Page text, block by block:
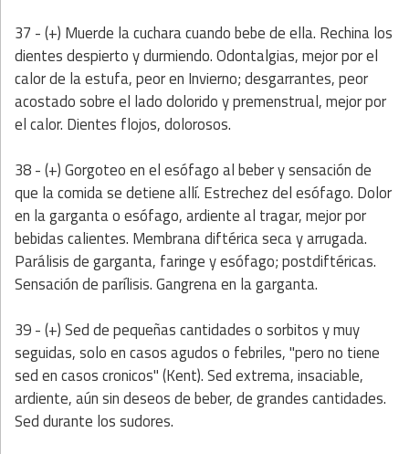
37 - (+) Muerde la cuchara cuando bebe de ella. Rechina los
dientes despierto y durmiendo. Odontalgias, mejor por el
calor de la estufa, peor en Invierno; desgarrantes, peor
acostado sobre el lado dolorido y premenstrual, mejor por
el calor. Dientes flojos, dolorosos.
38 - (+) Gorgoteo en el esófago al beber y sensación de
que la comida se detiene allí. Estrechez del esófago. Dolor
en la garganta o esófago, ardiente al tragar, mejor por
bebidas calientes. Membrana diftérica seca y arrugada.
Parálisis de garganta, faringe y esófago; postdiftéricas.
Sensación de parílisis. Gangrena en la garganta.
39 - (+) Sed de pequeñas cantidades o sorbitos y muy
seguidas, solo en casos agudos o febriles, "pero no tiene
sed en casos cronicos" (Kent). Sed extrema, insaciable,
ardiente, aún sin deseos de beber, de grandes cantidades.
Sed durante los sudores.